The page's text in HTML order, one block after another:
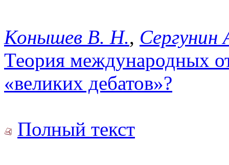
Конышев В. Н., Сергунин
Теория международных
«великих дебатов»?
Полный текст